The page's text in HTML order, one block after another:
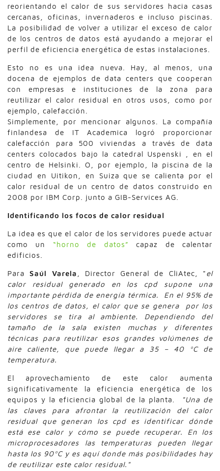
reorientando el calor de sus servidores hacia casas
cercanas, oficinas, invernaderos e incluso piscinas.
La posibilidad de volver a utilizar el exceso de calor
de los centros de datos está ayudando a mejorar el
perfil de eficiencia energética de estas instalaciones.
Esto no es una idea nueva. Hay, al menos, una
docena de ejemplos de data centers que cooperan
con empresas e instituciones de la zona para
reutilizar el calor residual en otros usos, como por
ejemplo, calefacción.
Simplemente, por mencionar algunos. La compañía
finlandesa de IT Academica logró proporcionar
calefacción para 500 viviendas a través de data
centers colocados bajo la catedral Uspenski , en el
centro de Helsinki. O, por ejemplo, la piscina de la
ciudad en Uitikon, en Suiza que se calienta por el
calor residual de un centro de datos construido en
2008 por IBM Corp. junto a GIB-Services AG.
Identificando los focos de calor residual
La idea es que el calor de los servidores puede actuar
como un “horno de datos”
capaz de calentar
edificios.
Para Saúl Varela , Director General de CliAtec, "el
calor residual generado en los cpd supone una
importante pérdida de energía térmica. En el 95% de
los centros de datos, el calor que se genera por los
servidores se tira al ambiente. Dependiendo del
tamaño de la sala existen muchas y diferentes
técnicas para reutilizar esos grandes volúmenes de
aire caliente, que puede llegar a 35 – 40 ºC de
temperatura.
El aprovechamiento de este calor aumenta
significativamente la eficiencia energética de los
equipos y la eficiencia global de la planta.
"Una de
las claves para afrontar la reutilización del calor
residual que generan los cpd es identificar dónde
está ese calor y cómo se puede recuperar. En los
microprocesadores las temperaturas pueden llegar
hasta los 90ºC y es aquí donde más posibilidades hay
de reutilizar este calor residual."